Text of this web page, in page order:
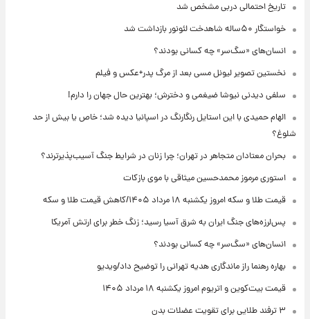
تاریخ احتمالی دربی مشخص شد
خواستگار ۵۰ساله شاهدخت لئونور بازداشت شد
انسان‌های «سگ‌سر» چه کسانی بودند؟
نخستین تصویر لیونل مسی بعد از مرگ پدر+عکس و فیلم
سلفی دیدنی نیوشا ضیغمی و دخترش؛ بهترین حال جهان را دارم!
الهام حمیدی با این استایل رنگارنگ در اسپانیا دیده شد؛ خاص یا بیش از حد
شلوغ؟
بحران معتادان متجاهر در تهران؛ چرا زنان در شرایط جنگ آسیب‌پذیرترند؟
استوری مرموز محمدحسین میثاقی با موی بازکات
قیمت طلا و سکه امروز یکشنبه ۱۸ مرداد ۱۴۰۵/کاهش قیمت طلا و سکه
پس‌لرزه‌های جنگ ایران به شرق آسیا رسید؛ زنگ خطر برای ارتش آمریکا
انسان‌های «سگ‌سر» چه کسانی بودند؟
بهاره رهنما راز ماندگاری هدیه تهرانی را توضیح داد/ویدیو
قیمت بیت‌کوین و اتریوم امروز یکشنبه ۱۸ مرداد ۱۴۰۵
۳ ترفند طلایی برای تقویت عضلات بدن